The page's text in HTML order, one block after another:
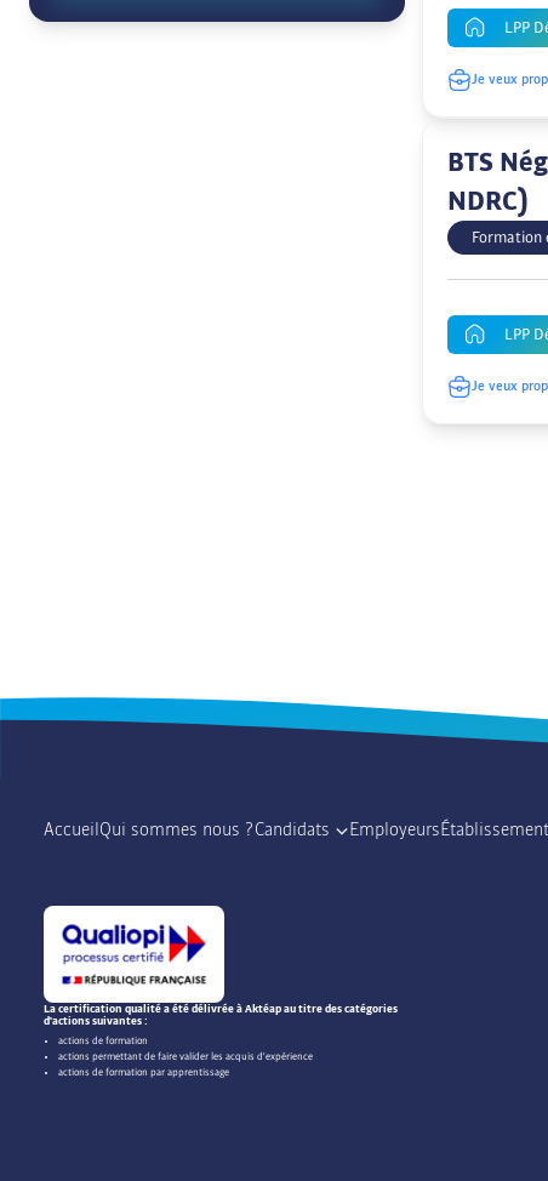
LPP
Je veux
BTS
NDRC)
Formation
LPP
Je veux
Accueil Qui sommes nous ?Candidats Employeurs
La certification qualité a été délivrée à Aktéap au titre des catégories
d'actions suivantes :
actions de formation
actions permettant de faire valider les acquis d'expérience
actions de formation par apprentissage